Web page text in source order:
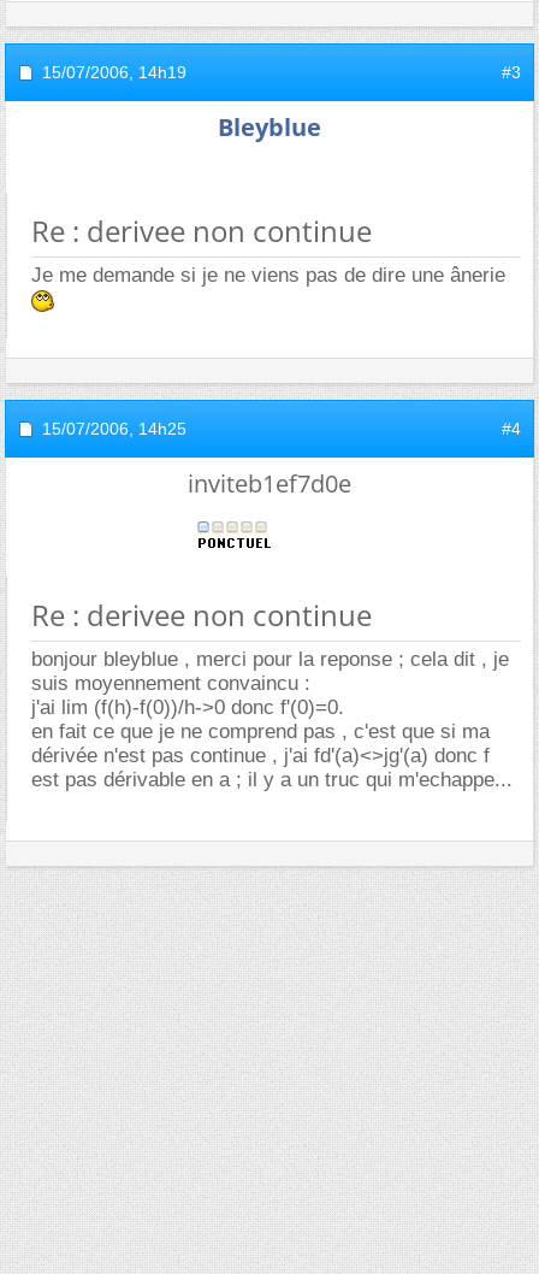
15/07/2006, 14h19 #3
Bleyblue
Re : derivee non continue
Je me demande si je ne viens pas de dire une ânerie
15/07/2006, 14h25 #4
inviteb1ef7d0e
Re : derivee non continue
bonjour bleyblue , merci pour la reponse ; cela dit , je
suis moyennement convaincu :
j'ai lim (f(h)-f(0))/h->0 donc f'(0)=0.
en fait ce que je ne comprend pas , c'est que si ma
dérivée n'est pas continue , j'ai fd'(a)<>jg'(a) donc f
est pas dérivable en a ; il y a un truc qui m'echappe...